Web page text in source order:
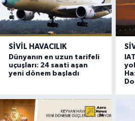
SIVIL HAVACILIK
Dünyanın en uzun tarifeli
uçuşları: 24 saati aşan
yeni dönem başladı